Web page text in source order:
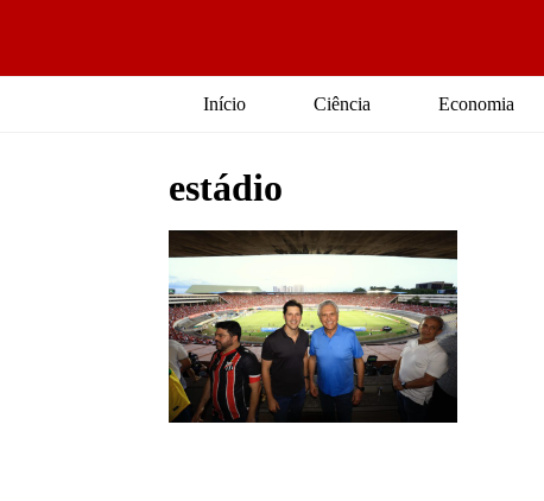
Início Ciência Economia
estádio